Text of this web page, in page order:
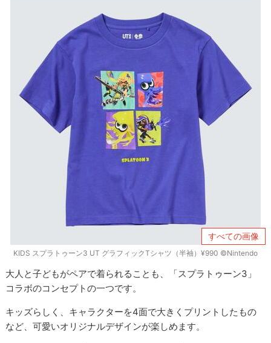
すべての画像
KIDS スプラトゥーン3 UT グラフィックTシャツ（半袖）¥990 ©Nintendo
大人と子どもがペアで着られることも、「スプラトゥーン3」
コラボのコンセプトの一つです。
キッズらしく、キャラクターを4面で大きくプリントしたもの
など、可愛いオリジナルデザインが楽しめます。